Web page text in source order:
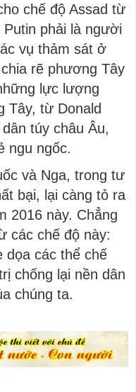
chế độ Assad từ
phải là người
vụ thảm sát ở
rẽ phương Tây
lực lượng
Tây, từ Donald
túy châu Âu,
ngu ngốc.
bại, lại càng tỏ ra
2016 này. Chẳng
các chế độ này:
dọa các thể chế
chống lại nền dân
chúng ta.